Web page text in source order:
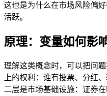
这也是为什么在市场风险偏
活跃。
原理：变量如何影
理解这类概念时，可以把问
上的权利：谁有投票、分红
二层是市场基础设施：证券